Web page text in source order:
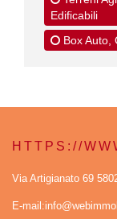
Edificabili
Box Auto,
HTTPS://
Via Artigianato 69
E-